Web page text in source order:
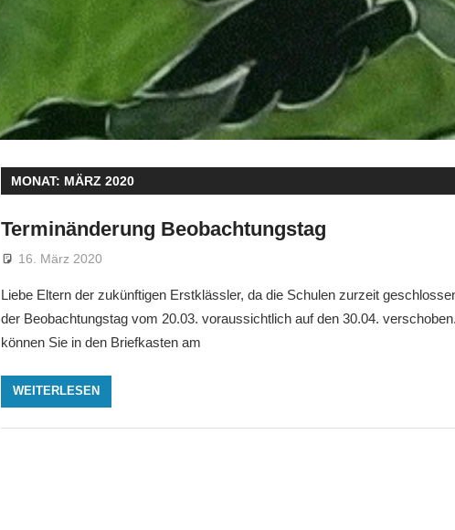
MONAT: MÄRZ 2020
Terminänderung Beobachtungstag
16. März 2020
Liebe Eltern der zukünftigen Erstklässler, da die Schulen zurzeit
der Beobachtungstag vom 20.03. voraussichtlich auf den 30.04.
können Sie in den Briefkasten am
WEITERLESEN